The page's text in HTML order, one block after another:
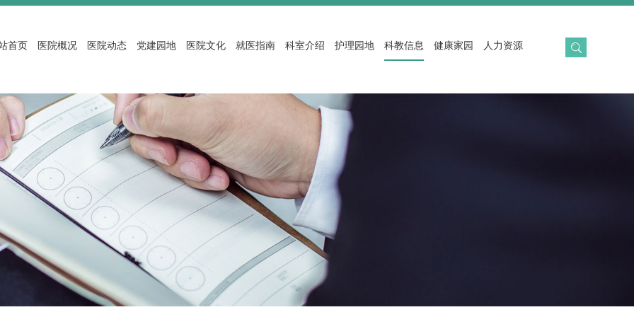
首页 医院概况 医院动态 党建园地 医院文化 就医指南 科室介绍 护理园地 科教信息 健康家园 人力资源